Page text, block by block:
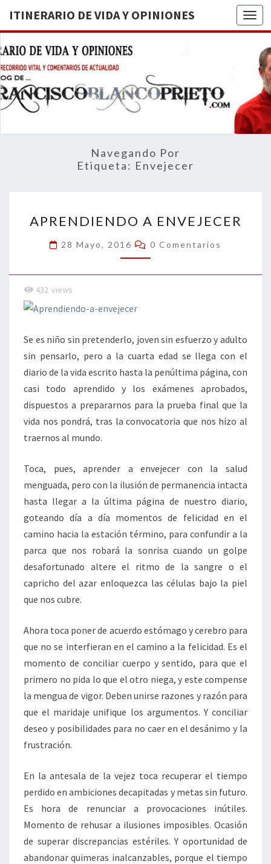
ITINERARIO DE VIDA Y OPINIONES
DE
BREVE
RECORRIDO
VITAL Y
ACTUALIDAD
Navegando Por
Etiqueta: Envejecer
A
ENVEJECER
APRENDIENDO A ENVEJECER
28 Mayo, 2016 Comentarios
0 Comentarios
432 views
Se es niño sin pretenderlo, joven sin esfuerzo y adulto
sin pensarlo, pero a la cuarta edad se llega con el
diario de la vida escrito hasta la penúltima página, con
casi todo aprendido y los exámenes aprobados,
dispuestos a prepararnos para la prueba final que la
vida nos pondrá, tras la convocatoria que nos hizo al
traernos al mundo.
Toca, pues, aprender a envejecer con la salud
menguada, pero con la ilusión de permanencia intacta
hasta llegar a la última página de nuestro diario,
goteando día a día momentos de felicidad en el
camino hacia la estación término, para confundir a la
parca que nos robará la sonrisa cuando un golpe
desafortunado altere el ritmo de la sangre o el
capricho del azar enloquezca las células bajo la piel
que nos cubre.
Ahora toca poner de acuerdo estómago y cerebro para
que no se interfieran en el camino a la felicidad. Es el
momento de conciliar cuerpo y sentido, para que el
primero no pida lo que el otro niega, y este compense
la mengua de vigor. Deben unirse razones y razón para
que el maridaje unifique los argumentos. Y conciliar
deseo y posibilidades para no caer en el desánimo y la
frustración.
En la antesala de la vejez toca recuperar el tiempo
perdido en ambiciones decapitadas y metas sin futuro.
Es hora de renunciar a provocaciones inútiles.
Momento de rehusar a ilusiones imposibles. Ocasión
de superar discrepancias estériles. Y oportunidad de
abandonar quimeras inalcanzables, porque el tiempo